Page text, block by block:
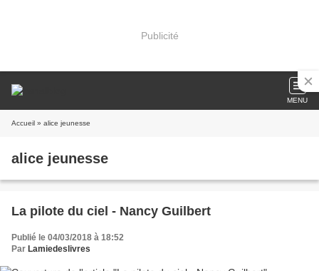
Publicité
MENU
Accueil » alice jeunesse
alice jeunesse
La pilote du ciel - Nancy Guilbert
Publié le 04/03/2018 à 18:52
Par Lamiedeslivres